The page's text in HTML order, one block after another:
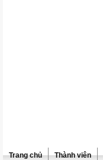
Trang chủ Thành viên